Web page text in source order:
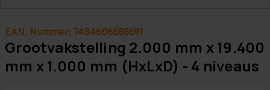
EAN. Nummer: 7434606688691
Grootvakstelling 2.000 mm x 19.400
mm x 1.000 mm (HxLxD) - 4 niveaus